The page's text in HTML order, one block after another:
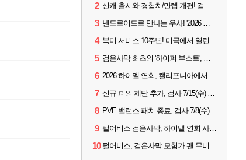
2 신캐 출시와 경험치/만렙 개편! 검사 2026 하이델 연회 모아보기
3 넨도로이드로 만나는 우사! '2026 하이델 연회' 막바지 깜짝 공개
4 북미 서비스 10주년! 미국에서 열린 '검은사막 하이델 연회'
5 검은사막 최초의 '하이퍼 부스트', 직접 해봤습니다
6 2026 하이델 연회, 캘리포니아에서 개최
7 신규 피의 제단 추가, 검사 7/15(수) 패치 핵심 정리
8 PVE 밸런스 패치 종료, 검사 7/8(수) 패치 핵심 정리
9 펄어비스 검은사막, 하이델 연회 사전 이벤트 시작
10 펄어비스, 검은사막 모험가 팬 무비 '마디걸스' 글로벌 상영회 개최